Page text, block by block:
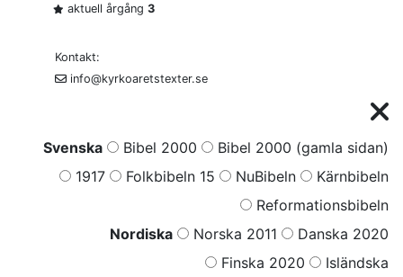
aktuell årgång 3
Kontakt:
info@kyrkoaretstexter.se
Svenska Bibel 2000
Bibel 2000 (gamla sidan)
1917
Folkbibeln 15 NuBibeln
Kärnbibeln
Reformationsbibeln
Nordiska
Norska 2011
Danska 2020
Finska 2020
Isländska